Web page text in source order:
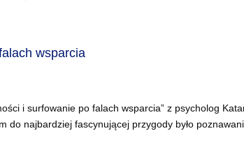
wsparcia
i surfowanie po falach wsparcia” z psycholog
najbardziej fascynującej przygody było